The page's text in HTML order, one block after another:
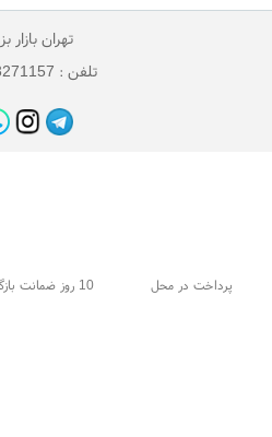
تهران بازار
تلفن : 09123271157